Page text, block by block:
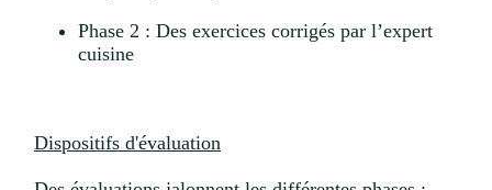
Phase 2 : Des exercices corrigés par l’expert
cuisine
Dispositifs d'évaluation